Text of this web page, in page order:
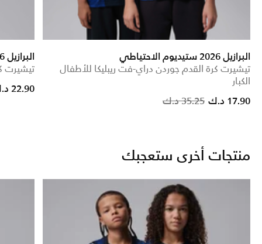
البرازيل 2026 ستيديوم الاحتياطي
تيشيرت كرة القدم جوردن دراي-فت ريبليكا للأطفال
الكبار
Price reduced from
35.25 د.ك 17.90 د.ك
البرازيل 2026 ستيديوم الاحتياطي
تيشيرت
22.90 د.ك
منتجات أخرى ستعجبك